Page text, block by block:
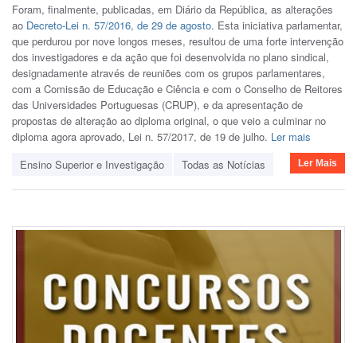
Foram, finalmente, publicadas, em Diário da República, as alterações
ao Decreto-Lei n. 57/2016, de 29 de agosto. Esta iniciativa parlamentar,
que perdurou por nove longos meses, resultou de uma forte intervenção
dos investigadores e da ação que foi desenvolvida no plano sindical,
designadamente através de reuniões com os grupos parlamentares,
com a Comissão de Educação e Ciência e com o Conselho de Reitores
das Universidades Portuguesas (CRUP), e da apresentação de
propostas de alteração ao diploma original, o que veio a culminar no
diploma agora aprovado, Lei n. 57/2017, de 19 de julho. Ler mais
Ensino Superior e Investigação
Todas as Notícias Ler Mais